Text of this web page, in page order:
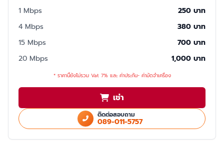
1 Mbps
250 บาท
4 Mbps
380 บาท
15 Mbps
700 บาท
20 Mbps
1,000 บาท
* ราคานี้ยังไม่รวม Vat 7% และ ค่าประกัน- ค่ามัดจำเครื่อง
เช่า
ติดต่อสอบถาม
089-011-5757